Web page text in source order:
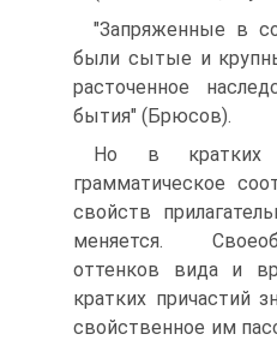
"Запряженные в
были сытые и
расточенное
бытия" (Брюсов).
Но в кратких
грамматическое
свойств
меняется.
оттенков вида и
кратких причастий
свойственное им